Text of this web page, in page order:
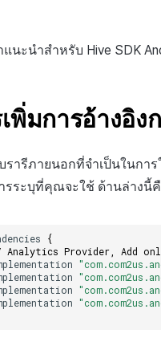
นะนำสำหรับ Hive SDK
พิ่มการอ้างอิง
รารีภายนอกที่จำเป็นในกา
รระบุที่คุณจะใช้ ด้านล่างนี้
{
Analytics Provider, Add